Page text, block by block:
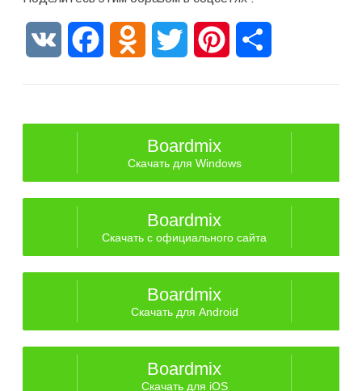
VK FacebookOdnoklassniki
Twitter Pinterest
Boardmix
Скачать для Windows
Boardmix
Скачать с официального сайта
Boardmix
Скачать для Android
Boardmix
Скачать для iOS